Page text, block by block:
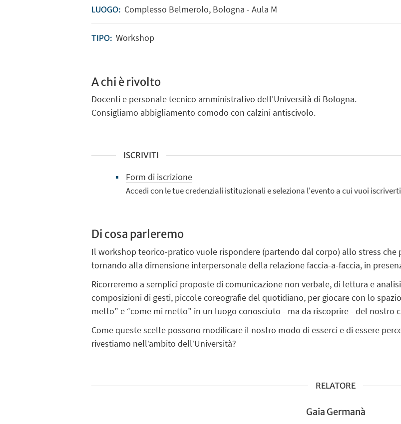
LUOGO: Complesso Belmerolo, Bologna - Aula M
TIPO: Workshop
A chi è rivolto
Docenti e personale tecnico amministrativo dell'Università di Bologna.
Consigliamo abbigliamento comodo con calzini antiscivolo.
ISCRIVITI
Form di iscrizione
Accedi con le tue credenziali istituzionali e seleziona l'evento a cui vuoi iscriverti
Di cosa parleremo
Il workshop teorico-pratico vuole rispondere (partendo dal corpo) allo stress
tornando alla dimensione interpersonale della relazione faccia-a-faccia, in
Ricorreremo a semplici proposte dicomunicazione non verbale, di lettura e
composizioni di gesti, piccole coreografie del quotidiano, per giocare con lo
metto” e “come mi metto” in un luogo conosciuto - ma da riscoprire - del nostro
Come queste scelte possono modificare il nostro modo di esserci e di essere
rivestiamo nell’ambito dell’Università?
RELATORE
Gaia Germanà